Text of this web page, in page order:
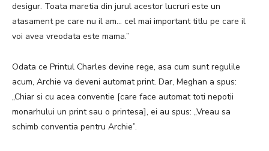
desigur. Toata maretia din jurul acestor lucruri este un
atasament pe care nu il am… cel mai important titlu pe care il
voi avea vreodata este mama.”
Odata ce Printul Charles devine rege, asa cum sunt regulile
acum, Archie va deveni automat print. Dar, Meghan a spus:
„Chiar si cu acea conventie [care face automat toti nepotii
monarhului un print sau o printesa], ei au spus: „Vreau sa
schimb conventia pentru Archie”.